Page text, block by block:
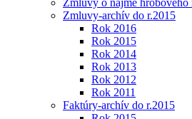
Zmluvy o nájme hrobového
Zmluvy-archív do r.2015
Rok 2016
Rok 2015
Rok 2014
Rok 2013
Rok 2012
Rok 2011
Faktúry-archív do r.2015